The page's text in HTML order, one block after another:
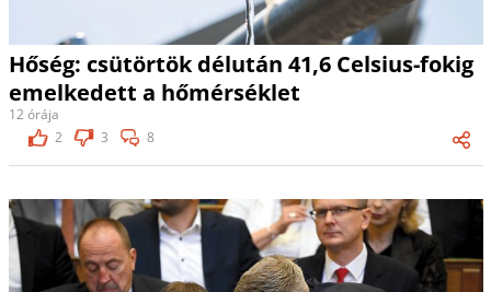
Hőség: csütörtök délután 41,6 Celsius-fokig
emelkedett a hőmérséklet
12 órája
2
3 8